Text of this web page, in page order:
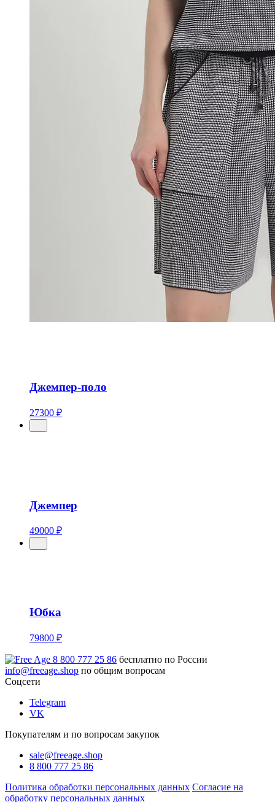
Джемпер-поло
27300 ₽
Джемпер
49000 ₽
Юбка
79800 ₽
8 800 777 25 86 бесплатно по России
info@freeage.shop по общим вопросам
Соцсети
Telegram
VK
Покупателям и по вопросам закупок
sale@freeage.shop
8 800 777 25 86
Политика обработки персональных данных Согласие на
обработку персональных данных